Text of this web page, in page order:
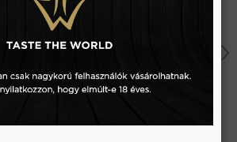
Füstölt paprika spanyol
40 g
591 Ft